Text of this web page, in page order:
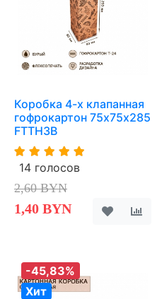
Коробка 4-х клапанная
гофрокартон 75х75х285
FTTH3B
14 голосов
2,60 BYN
1,40 BYN
-45,83%
Хит